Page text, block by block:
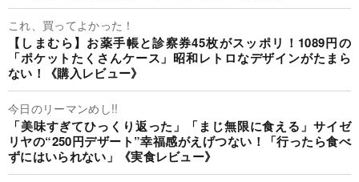
これ、買ってよかった！
【しまむら】お薬手帳と診察券45枚がスッポリ！1089円の
「ポケットたくさんケース」昭和レトロなデザインがたまら
ない！《購入レビュー》
今日のリーマンめし!!
「美味すぎてひっくり返った」「まじ無限に食える」サイゼ
リヤの“250円デザート”幸福感がえげつない！「行ったら食べ
ずにはいられない」《実食レビュー》